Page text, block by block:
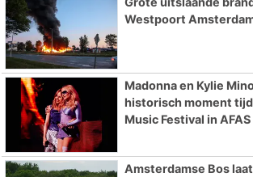
Westpoort
Madonna en Kylie
historisch moment
Music Festival in AFAS
Amsterdamse Bos